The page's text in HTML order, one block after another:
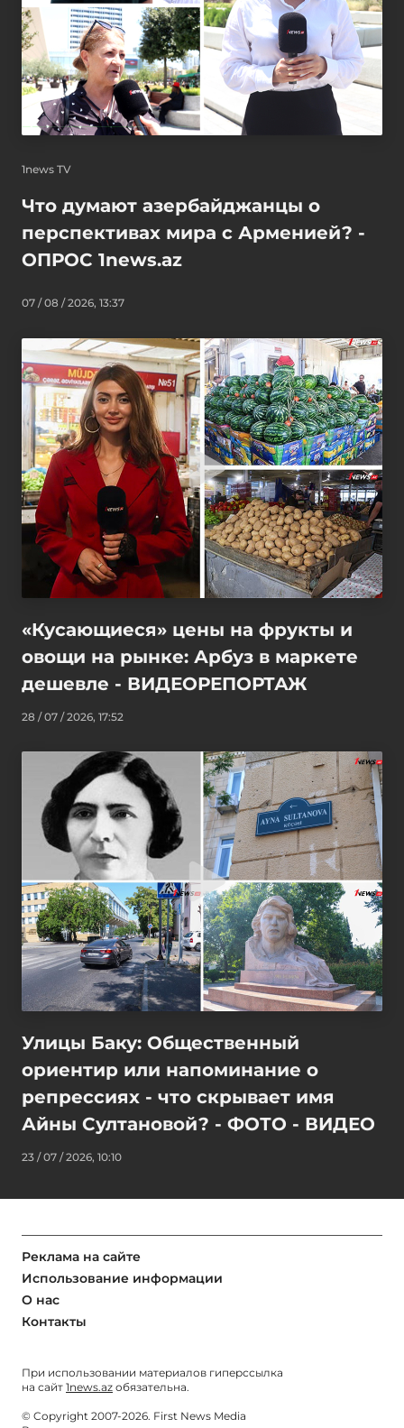
1news TV
Что думают азербайджанцы о
перспективах мира с Арменией? -
ОПРОС 1news.az
07 / 08 / 2026, 13:37
«Кусающиеся» цены на фрукты и
овощи на рынке: Арбуз в маркете
дешевле - ВИДЕОРЕПОРТАЖ
28 / 07 / 2026, 17:52
Улицы Баку: Общественный
ориентир или напоминание о
репрессиях - что скрывает имя
Айны Султановой? - ФОТО - ВИДЕО
23 / 07 / 2026, 10:10
Реклама на сайте
Использование информации
О нас
Контакты
При использовании материалов гиперссылка
на сайт 1news.az обязательна.
© Copyright 2007-2026. First News Media